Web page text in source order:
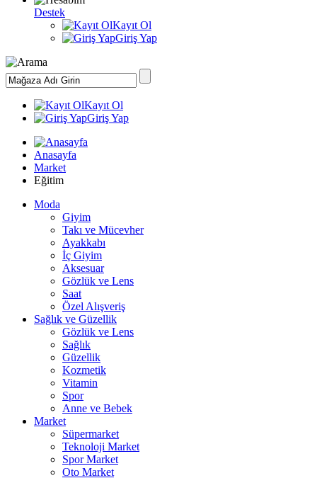
Destek
Kayıt Ol
Giriş Yap
Kayıt Ol
Giriş Yap
Anasayfa
Market
Eğitim
Moda
Giyim
Takı ve Mücevher
Ayakkabı
İç Giyim
Aksesuar
Gözlük ve Lens
Saat
Özel Alışveriş
Sağlık ve Güzellik
Gözlük ve Lens
Sağlık
Güzellik
Kozmetik
Vitamin
Spor
Anne ve Bebek
Market
Süpermarket
Teknoloji Market
Spor Market
Oto Market